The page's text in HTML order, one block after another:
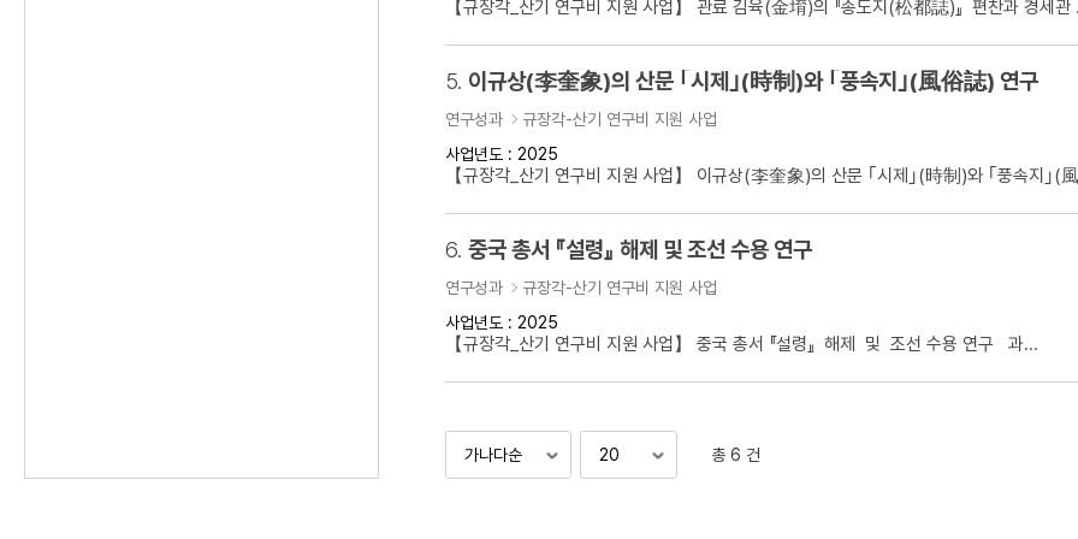
【규장각_산기 연구비 지원 사업】 관료 김육(金堉)의 『송도지(松都誌)』 편찬과 경세관
5. 이규상(李奎象)의 산문 ｢시제｣(時制)와 ｢풍속지｣(風俗誌) 연구
연구성과
규장각-산기 연구비 지원 사업
사업년도 : 2025
【규장각_산기 연구비 지원 사업】 이규상(李奎象)의 산문 ｢시제｣(時制)와 ｢풍속지｣(
6. 중국 총서 『설령』 해제 및 조선 수용 연구
연구성과
규장각-산기 연구비 지원 사업
사업년도 : 2025
【규장각_산기 연구비 지원 사업】 중국 총서 『설령』 해제 및 조선 수용 연구 과...
총 6 건